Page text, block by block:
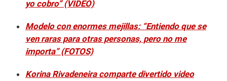
yo cobro” (VIDEO)
Modelo con enormes mejillas: “Entiendo que se
ven raras para otras personas, pero no me
importa” (FOTOS)
Korina Rivadeneira comparte divertido video